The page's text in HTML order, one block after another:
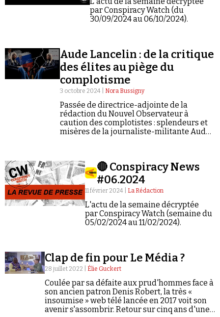
Se connecter
par Conspiracy Watch (du
30/09/2024 au 06/10/2024).
Aude Lancelin : de la critique
des élites au piège du
complotisme
3 octobre 2024 | Nora Bussigny
Passée de directrice-adjointe de la
rédaction du Nouvel Observateur à
caution des complotistes : splendeurs et
misères de la journaliste-militante Aude
🔴 Conspiracy News
#06.2024
11 février 2024 | La Rédaction
L'actu de la semaine décryptée
par Conspiracy Watch (semaine du
05/02/2024 au 11/02/2024).
Clap de fin pour Le Média ?
28 juillet 2022 | Élie Guckert
Coulée par sa défaite aux prud'hommes face à
son ancien patron Denis Robert, la très «
insoumise » web télé lancée en 2017 voit son
avenir s'assombrir. Retour sur cinq ans d'une